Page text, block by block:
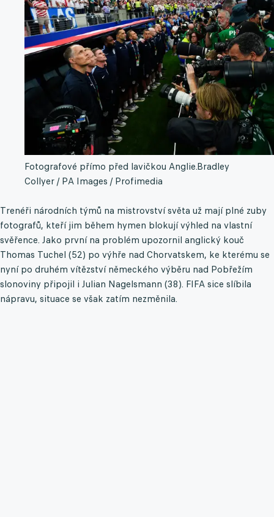
Fotografové přímo před lavičkou Anglie.Bradley
Collyer / PA Images / Profimedia
Trenéři národních týmů na mistrovství světa už mají plné zuby
fotografů, kteří jim během hymen blokují výhled na vlastní
svěřence. Jako první na problém upozornil anglický kouč
Thomas Tuchel (52) po výhře nad Chorvatskem, ke kterému se
nyní po druhém vítězství německého výběru nad Pobřežím
slonoviny připojil i Julian Nagelsmann (38). FIFA sice slíbila
nápravu, situace se však zatím nezměnila.